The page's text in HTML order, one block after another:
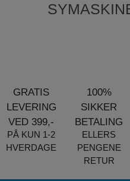
GRATIS
LEVERING
VED 399,-
PÅ KUN 1-2
HVERDAGE
100%
SIKKER
BETALING
ELLERS
PENGENE
RETUR